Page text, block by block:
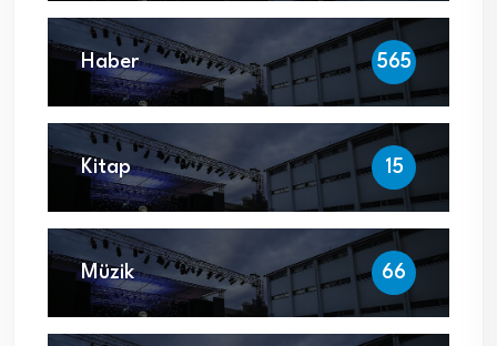
Haber 565
Kitap 15
Müzik 66